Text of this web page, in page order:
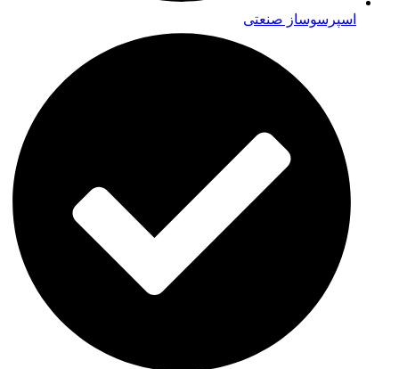
اسپرسوساز صنعتی